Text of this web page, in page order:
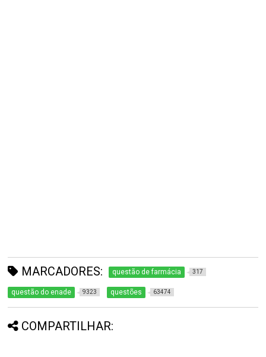
MARCADORES: questão de farmácia 317
questão do enade 9323 questões 63474
COMPARTILHAR: